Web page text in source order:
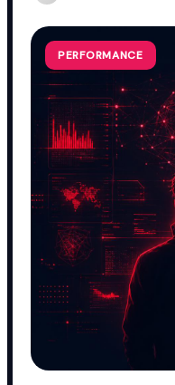
PERFORMANCE